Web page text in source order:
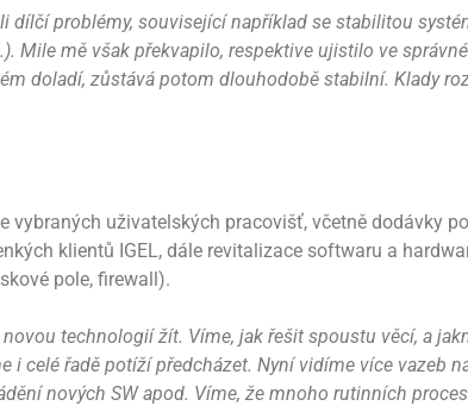
dílčí problémy, související například se stabilitou
Mile mě však překvapilo, respektive ujistilo ve
doladí, zůstává potom dlouhodobě stabilní. Klady
vybraných uživatelských pracovišť, včetně dodávky
klientů IGEL, dále revitalizace softwaru a
pole, firewall).
novou technologií žít. Víme, jak řešit spoustu věcí, a
i celé řadě potíží předcházet. Nyní vidíme více vazeb
nových SW apod. Víme, že mnoho rutinních